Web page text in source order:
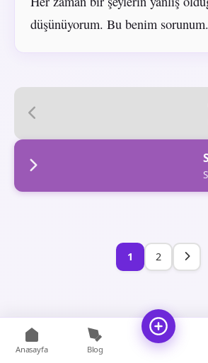
düşünüyorum. Bu benim sorunum.
1 2
Anasayfa Blog